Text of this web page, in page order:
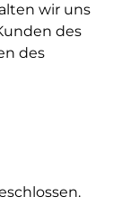
wir uns
des
des